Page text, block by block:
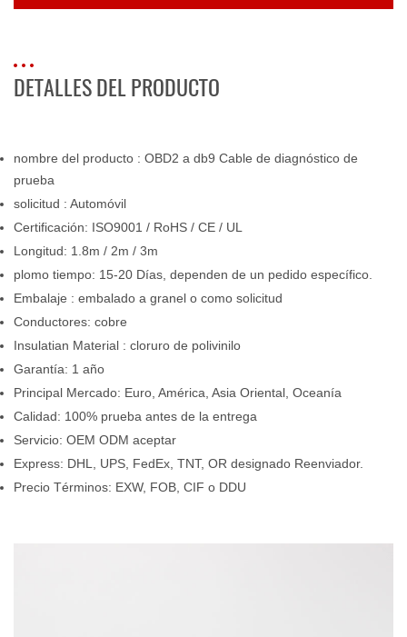
DETALLES DEL PRODUCTO
nombre del producto : OBD2 a db9 Cable de diagnóstico de
prueba
solicitud : Automóvil
Certificación: ISO9001 / RoHS / CE / UL
Longitud: 1.8m / 2m / 3m
plomo tiempo: 15-20 Días, dependen de un pedido específico.
Embalaje : embalado a granel o como solicitud
Conductores: cobre
Insulatian Material : cloruro de polivinilo
Garantía: 1 año
Principal Mercado: Euro, América, Asia Oriental, Oceanía
Calidad: 100% prueba antes de la entrega
Servicio: OEM ODM aceptar
Express: DHL, UPS, FedEx, TNT, OR designado Reenviador.
Precio Términos: EXW, FOB, CIF o DDU